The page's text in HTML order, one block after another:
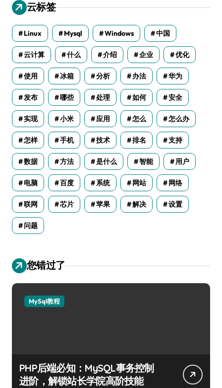
云标签
Linux Mysql Windows 中国
云计算 什么 介绍 企业 优化
使用 冰箱 分析 办法 华为
发布 哪些 处理 如何 安全
实现 小米 应用 怎么 怎么办
怎样 手机 技术 排名 支持
数据 方法 是什么 智能 用户
电脑 百度 系统 网站 网络
联网 芯片 苹果 解决 设置
问题
您错过了
MySql教程
PHP后端必知：MySQL事务控制
进阶，解锁站长学院高阶技能